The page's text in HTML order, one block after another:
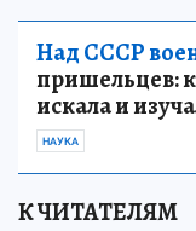
Над СССР
пришельцев:
искала и
НАУКА
К ЧИТАТЕЛЯМ